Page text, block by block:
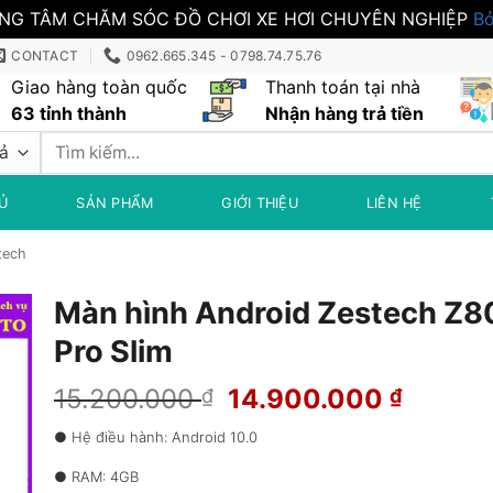
TÂM CHĂM SÓC ĐỒ CHƠI XE HƠI CHUYÊN NGHIỆP
CONTACT 0962.665.345 - 0798.74.75.76
Giao hàng toàn quốc
63 tỉnh thành
Thanh toán tại nhà
Nhận hàng trả tiền
Tìm
SẢN PHẨM GIỚI THIỆU LIÊN HỆ
Màn hình Android Zestech
Pro Slim
15.200.000₫
Giá
gốc
là:
14.900.000₫Giá
● Hệ điều hành: Android 10.0
● RAM: 4GB